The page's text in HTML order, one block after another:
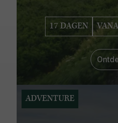
17 DAGEN
ADVENTURE